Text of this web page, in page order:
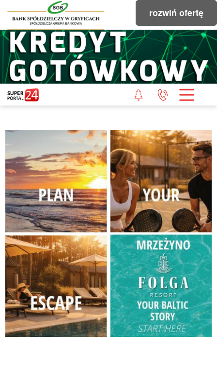
rozwiń ofertę
STRONA GŁÓWNA
POWIAT GRYFICKI
WIADOMOŚCI Z LASU
STUDIO SUPERPORTALU
KONTAKT
REDAKCJA
REGULAMIN